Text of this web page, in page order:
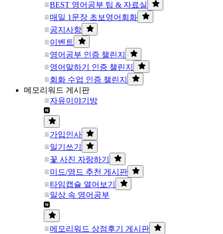
BEST 영어공부 팁 & 자료실
매일 1문장 초보영어회화
공지사항
이벤트
영어공부 인증 챌린지
영어말하기 인증 챌린지
회화 수업 인증 챌린지
메모리워드 게시판
자유이야기방
가입인사
일기쓰기
꽃 사진 자랑하기
미드/영드 추천 게시판
타임캡슐 열어보기
일상 속 영어공부
메모리워드 상점후기 게시판